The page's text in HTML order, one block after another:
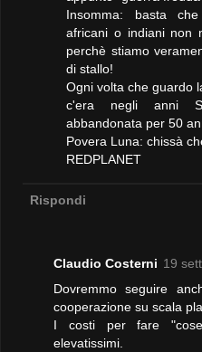
Insomma: basta
africani o indiani non
perchè stiamo
di stallo!
Ogni volta che guardo
c'era negli anni
abbandonata per 50
Povera Luna: chissà
REDPLANET
Rispondi
Claudio Costerni 19
Dovremmo seguire
cooperazione su scala
I costi per fare
elevatissimi.